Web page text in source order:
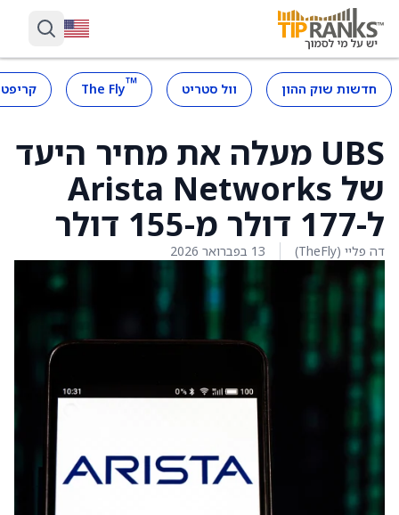
חדשות שוק ההון וול סטריט ™
The Fly
UBS מעלה את מחיר היעד
של Arista Networks
ל-177 דולר מ-155 דולר
דה פליי (TheFly) 13 בפברואר 2026